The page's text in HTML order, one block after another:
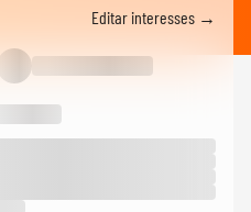
Editar interesses →